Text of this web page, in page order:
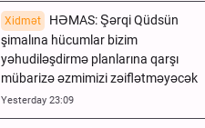
Xidmət
HƏMAS: Şərqi Qüdsün
şimalına hücumlar bizim
yəhudiləşdirmə planlarına qarşı
mübarizə əzmimizi zəiflətməyəcək
Yesterday 23:09